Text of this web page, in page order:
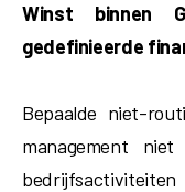
Winst binnen
gedefinieerde
Bepaalde niet-
management